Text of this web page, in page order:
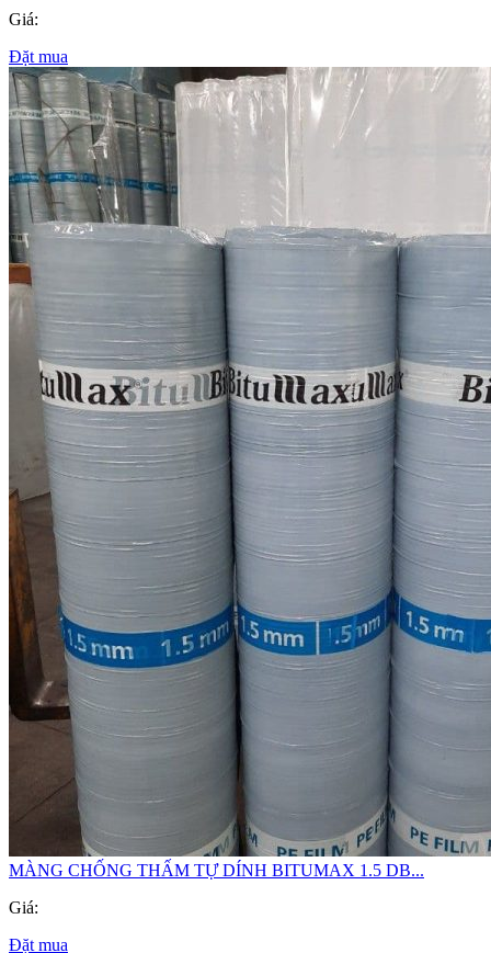
Giá:
Đặt mua
MÀNG CHỐNG THẤM TỰ DÍNH BITUMAX 1.5 DB...
Giá:
Đặt mua